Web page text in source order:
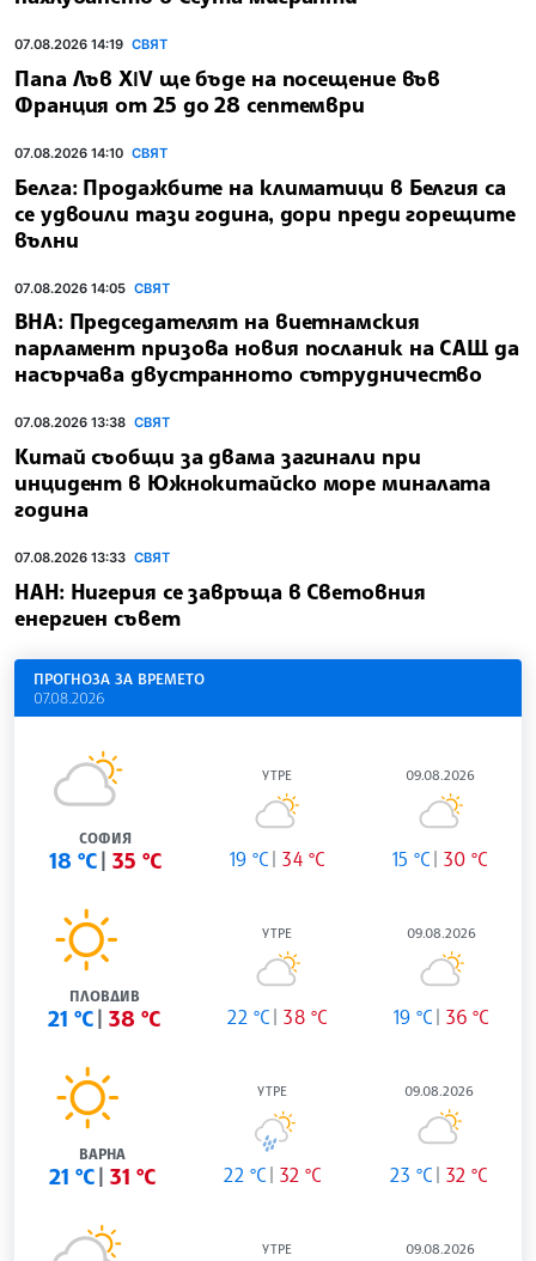
07.08.2026 14:19 СВЯТ
Папа Лъв ХІV ще бъде на посещение във
Франция от 25 до 28 септември
07.08.2026 14:10 СВЯТ
Белга: Продажбите на климатици в Белгия са
се удвоили тази година, дори преди горещите
вълни
07.08.2026 14:05 СВЯТ
ВНА: Председателят на виетнамския
парламент призова новия посланик на САЩ да
насърчава двустранното сътрудничество
07.08.2026 13:38 СВЯТ
Китай съобщи за двама загинали при
инцидент в Южнокитайско море миналата
година
07.08.2026 13:33 СВЯТ
НАН: Нигерия се завръща в Световния
енергиен съвет
ПРОГНОЗА ЗА ВРЕМЕТО
07.08.2026
СОФИЯ
18 °C 35 °C
УТРЕ
19 °C 34 °C
09.08.2026
15 °C 30 °C
ПЛОВДИВ
21 °C 38 °C
УТРЕ
22 °C 38 °C
09.08.2026
19 °C 36 °C
ВАРНА
21 °C 31 °C
УТРЕ
22 °C 32 °C
09.08.2026
23 °C 32 °C
УТРЕ 09.08.2026